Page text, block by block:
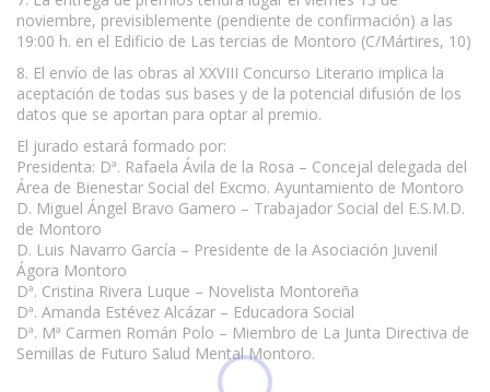
noviembre, previsiblemente (pendiente de confirmación) a las
19:00 h. en el Edificio de Las tercias de Montoro (C/Mártires, 10)
8. El envío de las obras al XXVIII Concurso Literario implica la
aceptación de todas sus bases y de la potencial difusión de los
datos que se aportan para optar al premio.
El jurado estará formado por:
Presidenta: Dª. Rafaela Ávila de la Rosa – Concejal delegada del
Área de Bienestar Social del Excmo. Ayuntamiento de Montoro
D. Miguel Ángel Bravo Gamero – Trabajador Social del E.S.M.D.
de Montoro
D. Luis Navarro García – Presidente de la Asociación Juvenil
Ágora Montoro
Dª. Cristina Rivera Luque – Novelista Montoreña
Dª. Amanda Estévez Alcázar – Educadora Social
Dª. Mª Carmen Román Polo – Miembro de La Junta Directiva de
Semillas de Futuro Salud Mental Montoro.